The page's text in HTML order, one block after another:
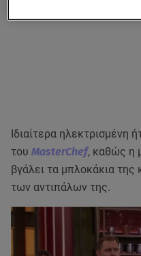
Ιδιαίτερα ηλεκτρισμένη
του MasterChef, καθώς η
βγάλει τα μπλοκάκια της
των αντιπάλων της.